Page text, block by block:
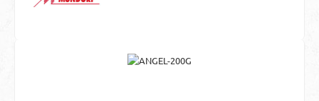
Bildergalerie überspringen